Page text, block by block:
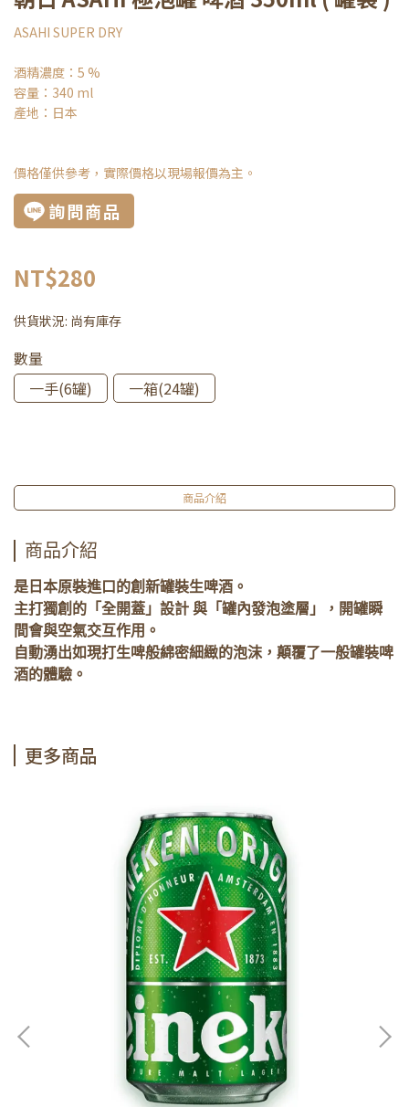
ASAHI SUPER DRY
酒精濃度：5 %
容量：340 ml
產地：日本
價格僅供參考，實際價格以現場報價為主。
詢問商品
NT$280
供貨狀況: 尚有庫存
數量
一手(6罐)
一箱(24罐)
商品介紹
商品介紹
是日本原裝進口的創新罐裝生啤酒。
主打獨創的「全開蓋」設計 與「罐內發泡塗層」，開罐瞬
間會與空氣交互作用。
自動湧出如現打生啤般綿密細緻的泡沫，顛覆了一般罐裝啤
酒的體驗。
更多商品